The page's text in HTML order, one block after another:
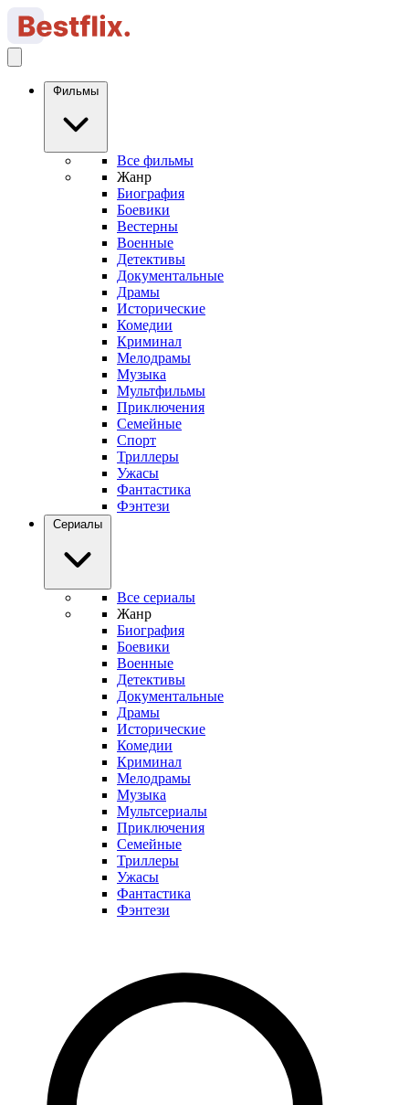
Фильмы
Все фильмы
Жанр
Биография
Боевики
Вестерны
Военные
Детективы
Документальные
Драмы
Исторические
Комедии
Криминал
Мелодрамы
Музыка
Мультфильмы
Приключения
Семейные
Спорт
Триллеры
Ужасы
Фантастика
Фэнтези
Сериалы
Все сериалы
Жанр
Биография
Боевики
Военные
Детективы
Документальные
Драмы
Исторические
Комедии
Криминал
Мелодрамы
Музыка
Мультсериалы
Приключения
Семейные
Триллеры
Ужасы
Фантастика
Фэнтези